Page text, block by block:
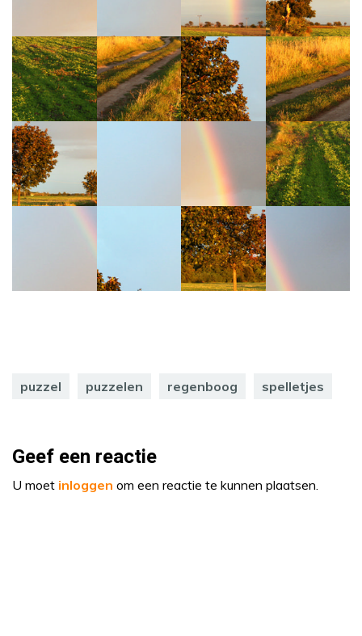
puzzel puzzelen regenboog spelletjes
Geef een reactie
U moet inloggen om een reactie te kunnen plaatsen.